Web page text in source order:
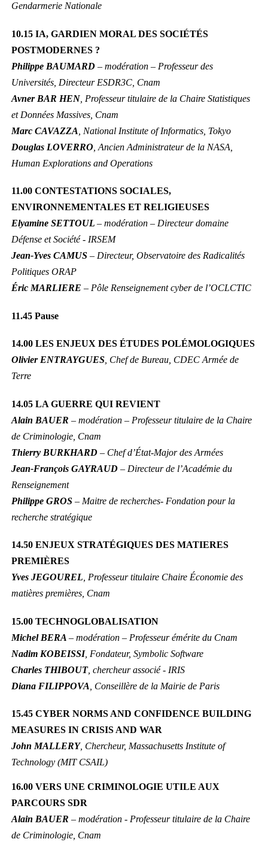
Gendarmerie Nationale
10.15 IA, GARDIEN MORAL DES SOCIÉTÉS
POSTMODERNES ?
Philippe BAUMARD – modération – Professeur des
Universités, Directeur ESDR3C, Cnam
Avner BAR HEN , Professeur titulaire de la Chaire Statistiques
et Données Massives, Cnam
Marc CAVAZZA
, National Institute of Informatics, Tokyo
Douglas LOVERRO , Ancien Administrateur de la NASA,
Human Explorations and Operations
11.00 CONTESTATIONS SOCIALES,
ENVIRONNEMENTALES ET RELIGIEUSES
Elyamine SETTOUL – modération – Directeur domaine
Défense et Société - IRSEM
Jean-Yves CAMUS – Directeur, Observatoire des Radicalités
Politiques ORAP
Éric MARLIERE – Pôle Renseignement cyber de l’OCLCTIC
11.45 Pause
14.00 LES ENJEUX DES ÉTUDES POLÉMOLOGIQUES
Olivier ENTRAYGUES , Chef de Bureau, CDEC Armée de
Terre
14.05 LA GUERRE QUI REVIENT
Alain BAUER – modération – Professeur titulaire de la Chaire
de Criminologie, Cnam
Thierry BURKHARD – Chef d’État-Major des Armées
Jean-François GAYRAUD – Directeur de l’Académie du
Renseignement
Philippe GROS – Maitre de recherches- Fondation pour la
recherche stratégique
14.50 ENJEUX STRATÉGIQUES DES MATIERES
PREMIÈRES
Yves JEGOUREL , Professeur titulaire Chaire Économie des
matières premières, Cnam
15.00 TECHNOGLOBALISATION
Michel BERA – modération – Professeur émérite du Cnam
Nadim KOBEISSI, Fondateur, Symbolic Software
Charles THIBOUT, chercheur associé - IRIS
Diana FILIPPOVA
, Conseillère de la Mairie de Paris
15.45 CYBER NORMS AND CONFIDENCE BUILDING
MEASURES IN CRISIS AND WAR
John MALLERY, Chercheur, Massachusetts Institute of
Technology (MIT CSAIL)
16.00 VERS UNE CRIMINOLOGIE UTILE AUX
PARCOURS SDR
Alain BAUER – modération - Professeur titulaire de la Chaire
de Criminologie, Cnam